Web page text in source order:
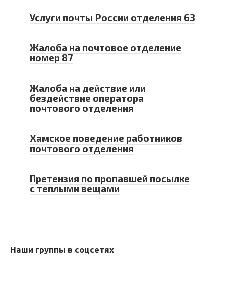
Услуги почты России отделения 63
Жалоба на почтовое отделение
номер 87
Жалоба на действие или
бездействие оператора
почтового отделения
Хамское поведение работников
почтового отделения
Претензия по пропавшей посылке
с теплыми вещами
Наши группы в соцсетях